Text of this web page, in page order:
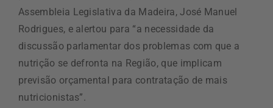
Assembleia Legislativa da Madeira, José Manuel
Rodrigues, e alertou para “a necessidade da
discussão parlamentar dos problemas com que a
nutrição se defronta na Região, que implicam
previsão orçamental para contratação de mais
nutricionistas”.